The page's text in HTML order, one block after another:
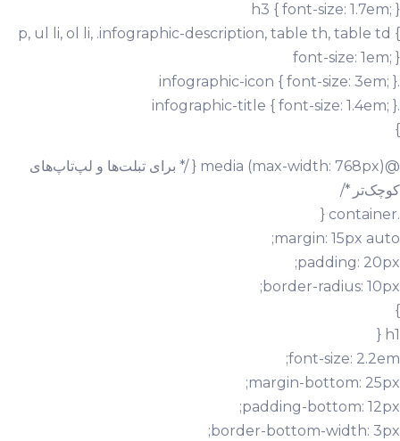
h3 { font-size: 1.7em; }
p, ul li, ol li, .infographic-description, table th, table td {
font-size: 1em; }
.infographic-icon { font-size: 3em; }
.infographic-title { font-size: 1.4em; }
}
@media (max-width: 768px) { /* برای تبلت‌ها و لپ‌تاپ‌های
کوچک‌تر */
.container {
margin: 15px auto;
padding: 20px;
border-radius: 10px;
}
h1 {
font-size: 2.2em;
margin-bottom: 25px;
padding-bottom: 12px;
border-bottom-width: 3px;